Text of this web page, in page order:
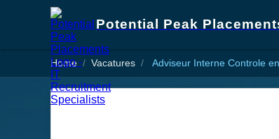
Potential Peak
Home Vacatures Adviseur Interne Controle